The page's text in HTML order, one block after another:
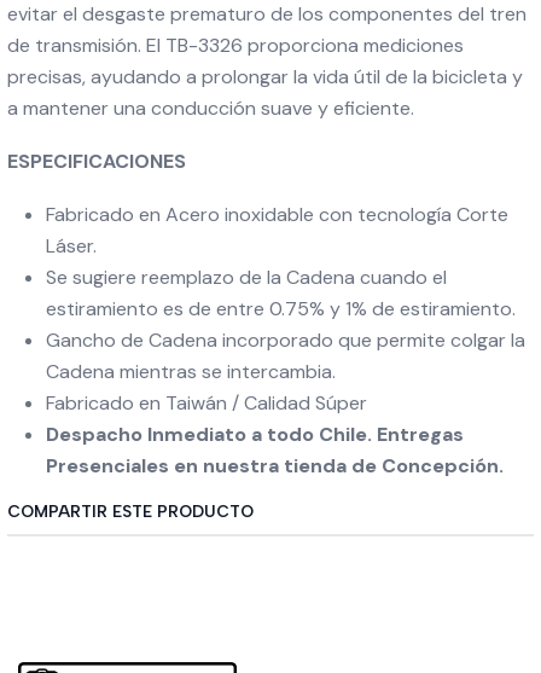
evitar el desgaste prematuro de los componentes del tren
de transmisión. El TB-3326 proporciona mediciones
precisas, ayudando a prolongar la vida útil de la bicicleta y
a mantener una conducción suave y eficiente.
ESPECIFICACIONES
Fabricado en Acero inoxidable con tecnología Corte
Láser.
Se sugiere reemplazo de la Cadena cuando el
estiramiento es de entre 0.75% y 1% de estiramiento.
Gancho de Cadena incorporado que permite colgar la
Cadena mientras se intercambia.
Fabricado en Taiwán / Calidad Súper
Despacho Inmediato a todo Chile. Entregas
Presenciales en nuestra tienda de Concepción.
COMPARTIR ESTE PRODUCTO